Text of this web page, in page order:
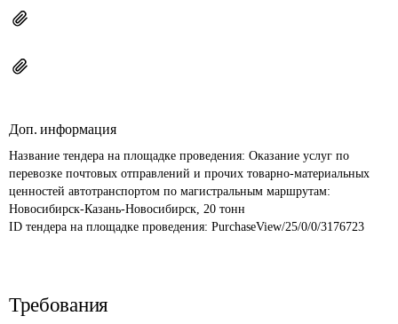
Доп. информация
Название тендера на площадке проведения: Оказание услуг по
перевозке почтовых отправлений и прочих товарно-материальных
ценностей автотранспортом по магистральным маршрутам:
Новосибирск-Казань-Новосибирск, 20 тонн
ID тендера на площадке проведения: PurchaseView/25/0/0/3176723
Требования